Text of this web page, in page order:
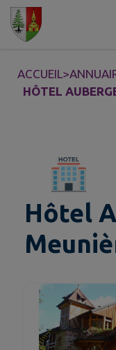
Contenu
ACCUEIL>
HÔTEL
Hôtel